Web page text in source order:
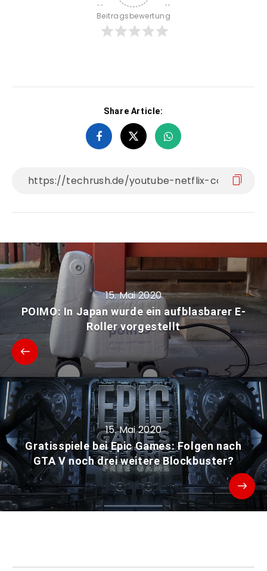
Beitragsbewertung
Share Article:
15. Mai 2020
POIMO: In Japan wurde ein aufblasbarer E-
Roller vorgestellt
15. Mai 2020
Gratisspiele bei Epic Games: Folgen nach
GTA V noch drei weitere Blockbuster?